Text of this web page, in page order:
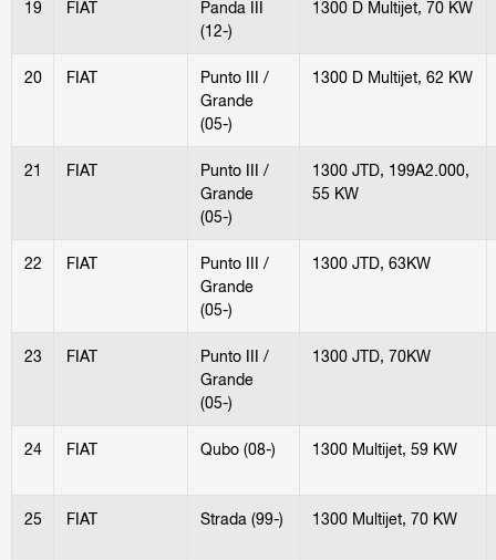
19 FIAT
Panda III
(12-)
1300 D Multijet, 70 KW
20 FIAT
Punto III /
Grande
(05-)
1300 D Multijet, 62 KW
21 FIAT
Punto III /
Grande
(05-)
1300 JTD, 199A2.000,
55 KW
22 FIAT
Punto III /
Grande
(05-)
1300 JTD, 63KW
23 FIAT
Punto III /
Grande
(05-)
1300 JTD, 70KW
24 FIAT Qubo (08-) 1300 Multijet, 59 KW
25 FIAT Strada (99-) 1300 Multijet, 70 KW